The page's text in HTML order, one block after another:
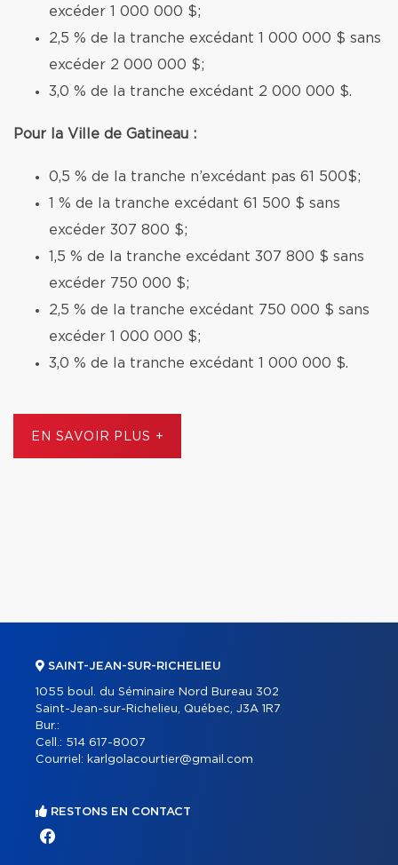
excéder 1 000 000 $;
2,5 % de la tranche excédant 1 000 000 $ sans
excéder 2 000 000 $;
3,0 % de la tranche excédant 2 000 000 $.
Pour la Ville de Gatineau :
0,5 % de la tranche n’excédant pas 61 500$;
1 % de la tranche excédant 61 500 $ sans
excéder 307 800 $;
1,5 % de la tranche excédant 307 800 $ sans
excéder 750 000 $;
2,5 % de la tranche excédant 750 000 $ sans
excéder 1 000 000 $;
3,0 % de la tranche excédant 1 000 000 $.
EN SAVOIR PLUS +
SAINT-JEAN-SUR-RICHELIEU
1055 boul. du Séminaire Nord Bureau 302
Saint-Jean-sur-Richelieu, Québec, J3A 1R7
Bur.:
Cell.: 514 617-8007
Courriel: karlgolacourtier@gmail.com
RESTONS EN CONTACT